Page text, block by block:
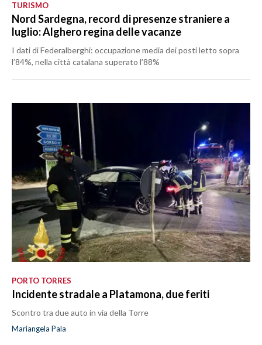
TURISMO
Nord Sardegna, record di presenze straniere a
luglio: Alghero regina delle vacanze
I dati di Federalberghi: occupazione media dei posti letto sopra
l’84%, nella città catalana superato l’88%
PORTO TORRES
Incidente stradale a Platamona, due feriti
Scontro tra due auto in via della Torre
Mariangela Pala